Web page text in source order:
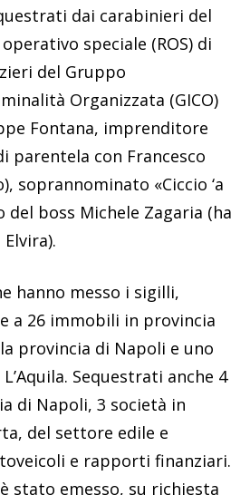
dai carabinieri del
speciale (ROS) di
del Gruppo
Organizzata (GICO)
Fontana, imprenditore
parentela con Francesco
soprannominato «Ciccio ‘a
del boss Michele Zagaria (ha
hanno messo i sigilli,
a 26 immobili in provincia
provincia di Napoli e uno
Sequestrati anche 4
di Napoli, 3 società in
del settore edile e
e rapporti finanziari.
stato emesso, su richiesta